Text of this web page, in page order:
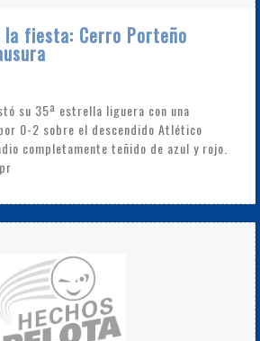
la fiesta: Cerro Porteño
su 35ª estrella liguera con una
0-2 sobre el descendido Atlético
completamente teñido de azul y rojo.